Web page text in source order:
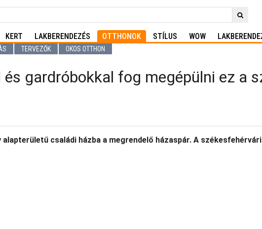
KERT LAKBERENDEZÉS OTTHONOK STÍLUS WOW
TERVEZŐK OKOS OTTHON
gardróbokkal fog megépülni ez a
alapterületű családi házba a megrendelő házaspár. A